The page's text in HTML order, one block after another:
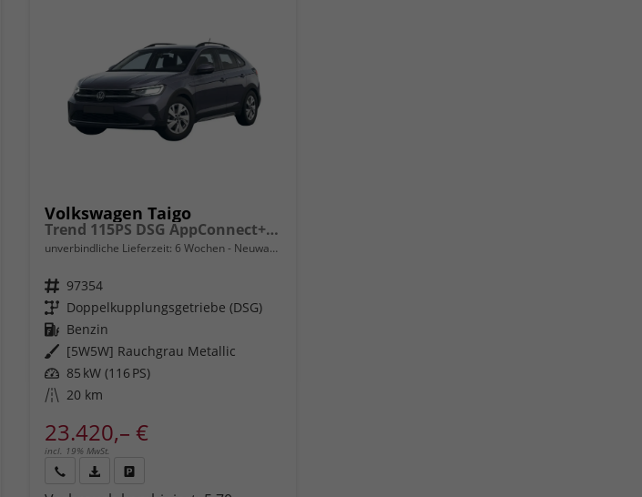
Volkswagen Taigo
Trend 115PS DSG AppConnect+Sitzheizung+PDC+Alu16+LED+DAB+FrontAssist
unverbindliche Lieferzeit: 6 Wochen Neuwagen
Fahrzeugnr. 97354
Getriebe Doppelkupplungsgetriebe (DSG)
Kraftstoff Benzin
Außenfarbe [5W5W] Rauchgrau Metallic
Leistung 85 kW (116 PS)
Kilometerstand 20 km
23.420,– €
incl. 19% MwSt.